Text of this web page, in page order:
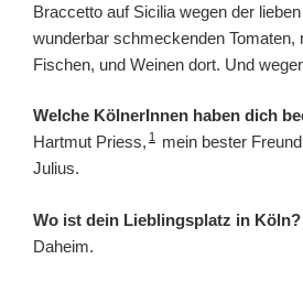
Braccetto auf Sicilia wegen der
wunderbar schmeckenden Tomaten,
Fischen, und Weinen dort. Und
Welche KölnerInnen haben dich
Hartmut Priess, 1 mein bester
Julius.
Wo ist dein Lieblingsplatz in Köln?
Daheim.